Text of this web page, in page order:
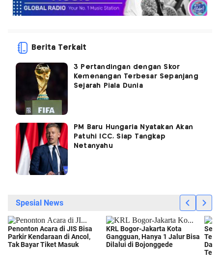
Berita Terkait
3 Pertandingan dengan Skor
Kemenangan Terbesar Sepanjang
Sejarah Piala Dunia
PM Baru Hungaria Nyatakan Akan
Patuhi ICC, Siap Tangkap
Netanyahu